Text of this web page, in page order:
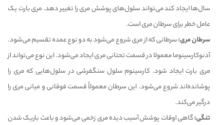
سال‌ها ایجاد کند می‌تواند سلول‌های پوشش مری را تغییر دهد. مری بارت یک
عامل خطر برای سرطان مری است.
سرطان مری:سرطانی که از مری شروع می‌شود به دو نوع عمده تقسیم می‌شود.
آدنوکارسینوما معمولا در قسمت تحتانی مری ایجاد می‌شود. این نوع می‌تواند از
مری بارت ایجاد شود. کارسینوم سلول سنگفرشی در سلول‌هایی که مری را
پوشانده‌اند شروع می‌شود. این سرطان معمولاً قسمت فوقانی و میانی مری را
درگیر می‌کند.
تنگی:گاهی اوقات پوشش آسیب دیده مری زخمی می‌شود و باعث باریک شدن